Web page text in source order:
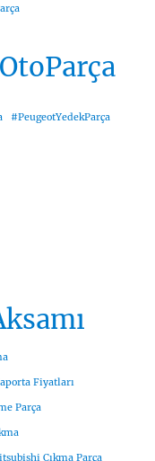
#PeugeotYedekParça
Fiyatları
Parça
Çıkma Parça